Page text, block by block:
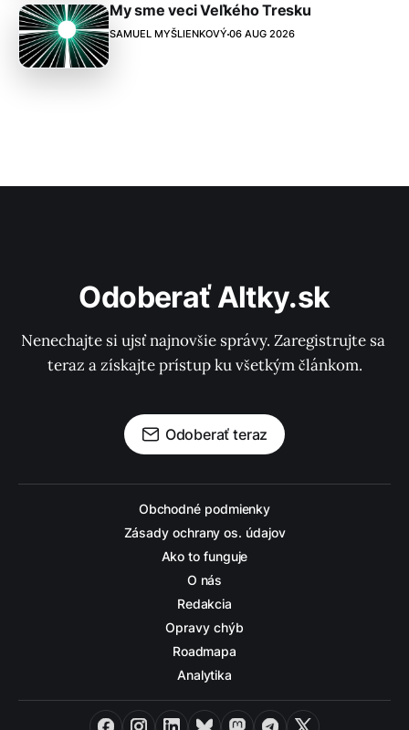
My sme veci Veľkého Tresku
SAMUEL MYŠLIENKOVÝ 06 AUG 2026
Odoberať Altky.sk
Nenechajte si ujsť najnovšie správy. Zaregistrujte sa
teraz a získajte prístup ku všetkým článkom.
Odoberať teraz
Obchodné podmienky
Zásady ochrany os. údajov
Ako to funguje
O nás
Redakcia
Opravy chýb
Roadmapa
Analytika